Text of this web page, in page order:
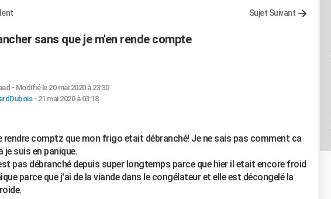
Sujet Suivant
sans que je m'en rende compte
- Modifié le 20 mai 2020 à 23:30
- 21 mai 2020 à 03:18
rendre comptz que mon frigo etait débranché! Je ne sais pas comment ca
je suis en panique.
pas débranché depuis super longtemps parce que hier il etait encore froid
parce que j'ai de la viande dans le congélateur et elle est décongelé la